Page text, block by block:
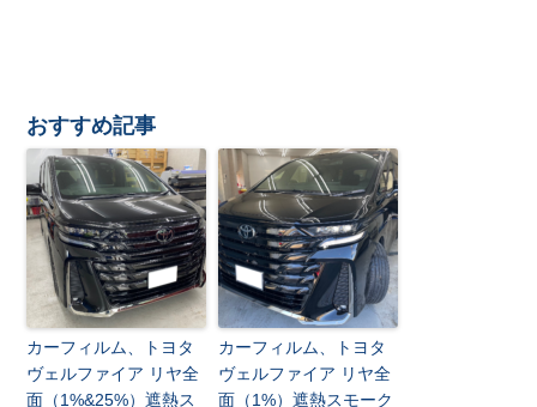
おすすめ記事
カーフィルム、トヨタ
ヴェルファイア リヤ全
面（1%&25%）遮熱ス
カーフィルム、トヨタ
ヴェルファイア リヤ全
面（1%）遮熱スモーク